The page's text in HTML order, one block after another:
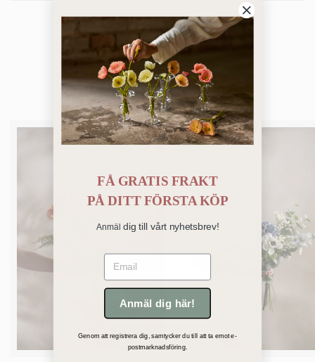
Bästsäljare
FÅ GRATIS FRAKT
PÅDITT FÖRSTA KÖP
Anmäl dig till vårt nyhetsbrev!
Email
Anmäl dig här!
Genom att registrera dig, samtycker du till att ta emot e-
postmarknadsföring.